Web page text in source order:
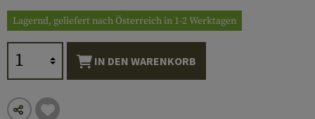
Lagernd, geliefert nach Österreich in 1-2 Werktagen
IN DEN WARENKORB